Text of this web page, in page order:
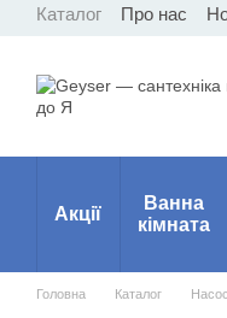
Перейти до основного
Каталог Про нас
Акції
Ванна
кімната
Головна Каталог